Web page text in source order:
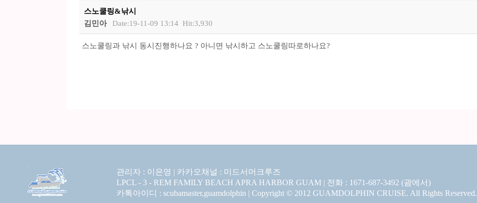
스노쿨링&낚시
김민아
Date:19-11-09 13:14 Hit:3,930
스노쿨링과 낚시 동시진행하나요 ? 아니면 낚시하고 스노쿨링따로하나요?
관리자 : 이은영 | 카카오채널 : 미드서머크루즈
LPCL - 3 - REM FAMILY BEACH APRA HARBOR GUAM | 전화 : 1671-687-3492 (괌에서)
카톡아이디 : scubamaster,guamdolphin | Copyright © 2012 GUAMDOLPHIN CRUISE. All Rights Reserved.